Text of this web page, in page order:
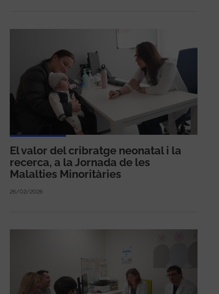
El valor del cribratge neonatal i la
recerca, a la Jornada de les
Malalties Minoritàries
26/02/2026